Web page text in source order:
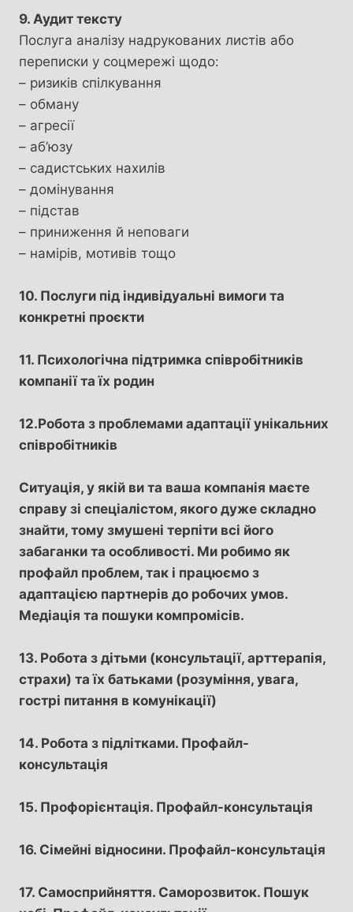
9. Аудит тексту
Послуга аналізу надрукованих листів або
переписки у соцмережі щодо:
– ризиків спілкування
– обману
– агресії
– аб’юзу
– садистських нахилів
– домінування
– підстав
– приниження й неповаги
– намірів, мотивів тощо
10. Послуги під індивідуальні вимоги та
конкретні проєкти
11. Психологічна підтримка співробітників
компанії та їх родин
12.Робота з проблемами адаптації унікальних
співробітників
Ситуація, у якій ви та ваша компанія маєте
справу зі спеціалістом, якого дуже складно
знайти, тому змушені терпіти всі його
забаганки та особливості. Ми робимо як
профайл проблем, так і працюємо з
адаптацією партнерів до робочих умов.
Медіація та пошуки компромісів.
13. Робота з дітьми (консультації, арттерапія,
страхи) та їх батьками (розуміння, увага,
гострі питання в комунікації)
14. Робота з підлітками. Профайл-
консультація
15. Профорієнтація. Профайл-консультація
16. Сімейні відносини. Профайл-консультація
17. Самосприйняття. Саморозвиток. Пошук